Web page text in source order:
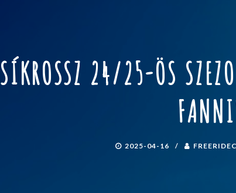
SÍKROSSZ 24/25-ÖS
2025-04-16 /